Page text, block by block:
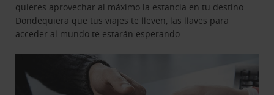
quieres aprovechar al máximo la estancia en tu destino.
Dondequiera que tus viajes te lleven, las llaves para
acceder al mundo te estarán esperando.